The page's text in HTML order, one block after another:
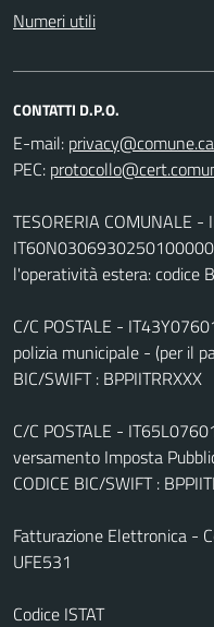
Numeri utili
CONTATTI D.P.O.
E-mail:
PEC:
TESORERIA COMUNALE -
l'operatività estera: codice
C/C POSTALE -
polizia municipale - (per il
BIC/SWIFT : BPPIITRRXXX
C/C POSTALE -
versamento Imposta
CODICE BIC/SWIFT :
Fatturazione Elettronica -
UFE531
Codice ISTAT